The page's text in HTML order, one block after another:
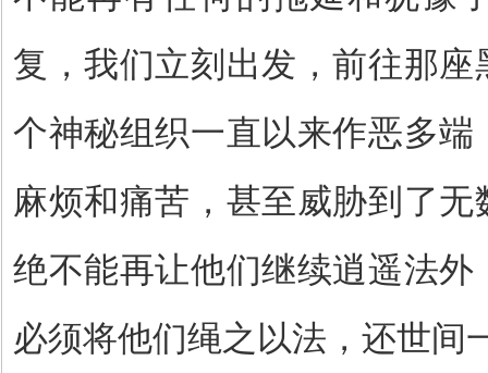
复，我们立刻出发，前往那
个神秘组织一直以来作恶多
麻烦和痛苦，甚至威胁到了
绝不能再让他们继续逍遥法
必须将他们绳之以法，还世间